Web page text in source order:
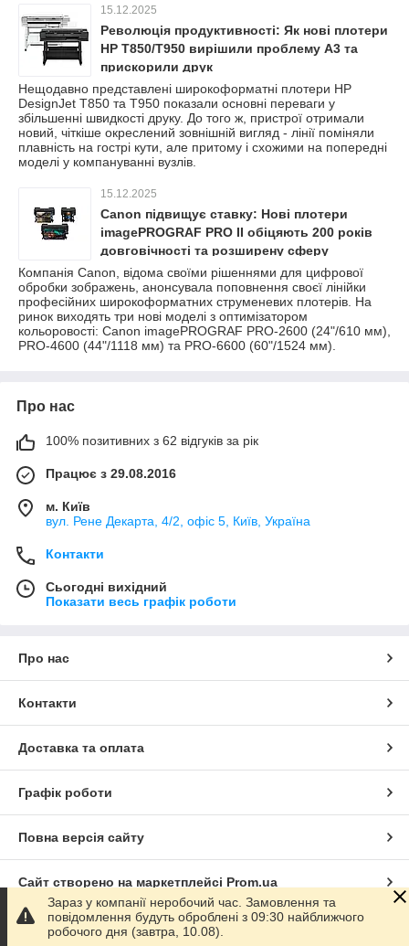
15.12.2025
Революція продуктивності: Як нові плотери
HP T850/T950 вирішили проблему A3 та
прискорили друк
Нещодавно представлені широкоформатні плотери HP
DesignJet T850 та T950 показали основні переваги у
збільшенні швидкості друку. До того ж, пристрої отримали
новий, чіткіше окреслений зовнішній вигляд - лінії поміняли
плавність на гострі кути, але притому і схожими на попередні
моделі у компануванні вузлів.
15.12.2025
Canon підвищує ставку: Нові плотери
imagePROGRAF PRO II обіцяють 200 років
довговічності та розширену сферу
застосування
Компанія Canon, відома своїми рішеннями для цифрової
обробки зображень, анонсувала поповнення своєї лінійки
професійних широкоформатних струменевих плотерів. На
ринок виходять три нові моделі з оптимізатором
кольоровості: Canon imagePROGRAF PRO-2600 (24"/610 мм),
PRO-4600 (44"/1118 мм) та PRO-6600 (60"/1524 мм).
Про нас
100% позитивних з 62 відгуків за рік
Працює з 29.08.2016
м. Київ
вул. Рене Декарта, 4/2, офіс 5, Київ, Україна
Контакти
Сьогодні вихідний
Показати весь графік роботи
Про нас
Контакти
Доставка та оплата
Графік роботи
Повна версія сайту
Сайт створено на маркетплейсі Prom.ua
Політика конфіденційності
Зараз у компанії неробочий час. Замовлення та
повідомлення будуть оброблені з 09:30 найближчого
робочого дня (завтра, 10.08).